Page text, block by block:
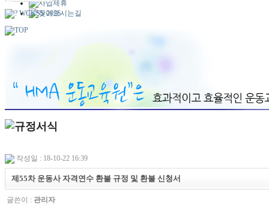
작성일 : 18-10-22 16:39
제55차 운동사 자격연수 환불 규정 및 환불 신청서
글쓴이 : 관리자